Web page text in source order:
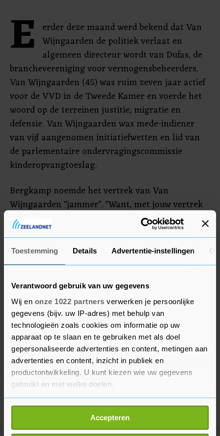
Toestemming Details Advertentie-instellingen
Verantwoord gebruik van uw gegevens
Wij en onze 1022 partners verwerken je persoonlijke
gegevens (bijv. uw IP-adres) met behulp van
technologieën zoals cookies om informatie op uw
apparaat op te slaan en te gebruiken met als doel
gepersonaliseerde advertenties en content, metingen aan
advertenties en content, inzicht in publiek en
productontwikkeling. U kunt kiezen wie uw gegevens
gebruikt en met welke doelen.
Als u het toestaat, willen we ook graag:
Informatie verzamelen over uw geografische
locatie, die tot een paar meter nauwkeurig kan zijn
Accepteren
E erder deze maand werd bekend dat Van
Wijngaarden de politiek verlaat en
algemeen directeur wordt van Dufas, de
branchevereniging voor vermogensbeheerders.
Van Wijngaarden (45) was ruim zeven jaar actief
voor de VVD in de Tweede Kamer en voerde het
woord op de terreinen justitie, migratie en
defensie. Van Wijngaarden was mede-indiener
van vijf aangenomen initiatiefwetten en lid van
de parlementaire ondervragingscommissie
kinderopvangtoeslag.
Bergkamp noemde het vertrek van Van
Wijngaarden "jammer". "Want, met jouw vertrek
gaat veel kennis en ervaring verloren", aldus de
Kamervoorzitter.